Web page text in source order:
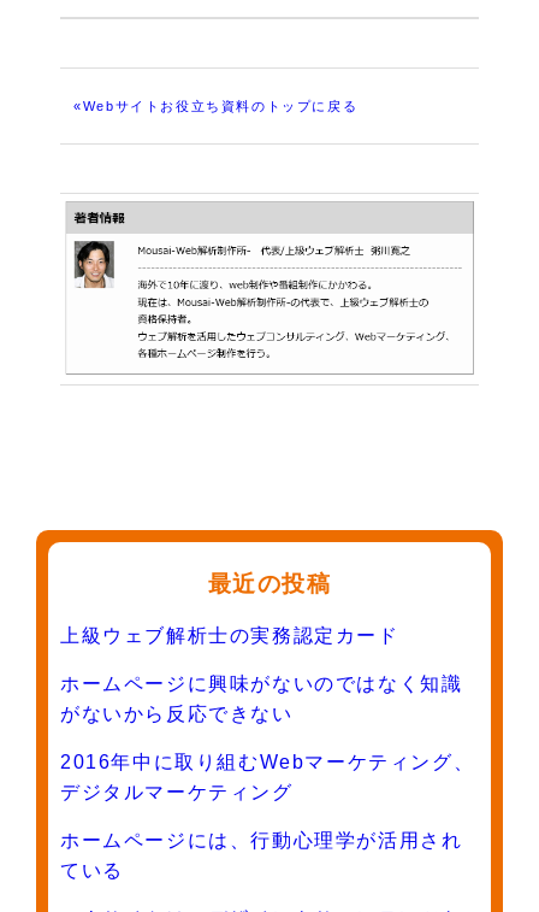
«Webサイトお役立ち資料のトップに戻る
最近の投稿
上級ウェブ解析士の実務認定カード
ホームページに興味がないのではなく知識
がないから反応できない
2016年中に取り組むWebマーケティング、
デジタルマーケティング
ホームページには、行動心理学が活用され
ている